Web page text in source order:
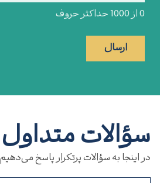
متداول
اینجا به سؤالات پرتکرار پاسخ می‌دهیم.